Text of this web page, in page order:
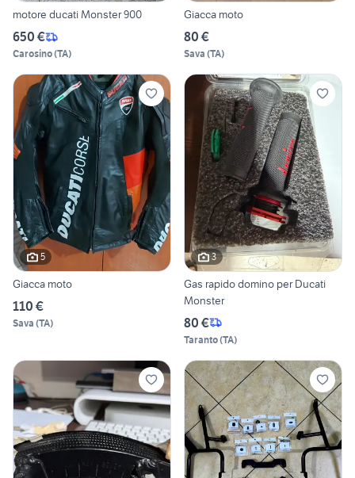
motore ducati Monster 900
650 €
Carosino(TA)
Giacca moto
80 €
Sava (TA)
5
Giacca moto
110 €
Sava (TA)
3
Gas rapido domino per Ducati
Monster
80 €
Taranto(TA)